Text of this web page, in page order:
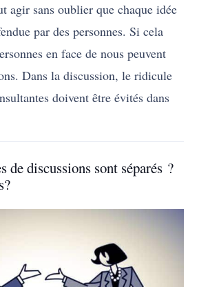
agir sans oublier que chaque idée
par des personnes. Si cela
en face de nous peuvent
Dans la discussion, le ridicule
doivent être évités dans
de discussions sont séparés ?